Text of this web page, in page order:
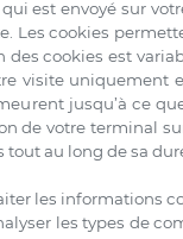
est envoyé sur
Les cookies
cookies est
visite uniquement
jusqu’à ce
de votre terminal
tout au long de sa
les informations
les types de